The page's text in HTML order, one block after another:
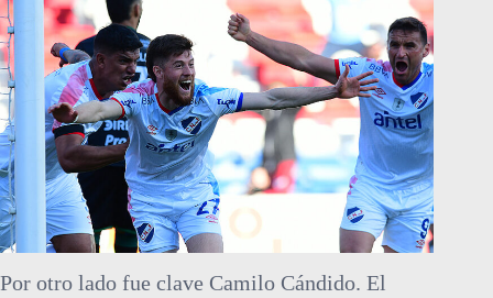
Por otro lado fue clave Camilo Cándido. El